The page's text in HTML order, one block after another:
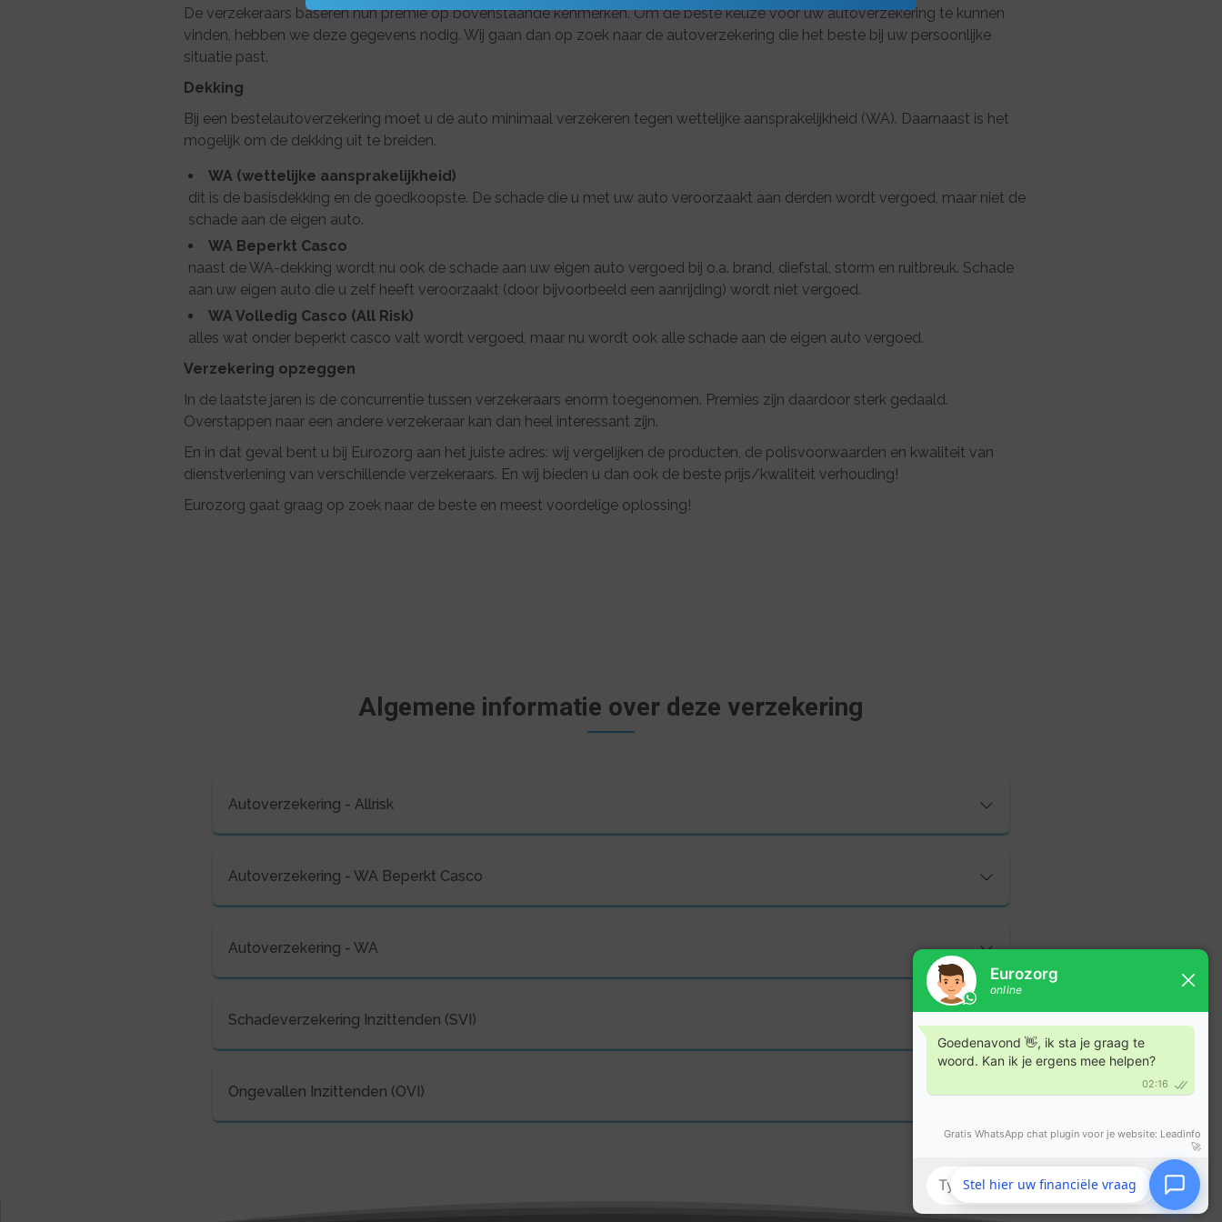
De verzekeraars baseren hun premie op bovenstaande kenmerken. Om de beste keuze voor uw autoverzekering te kunnen
vinden, hebben we deze gegevens nodig. Wij gaan dan op zoek naar de autoverzekering die het beste bij uw persoonlijke
situatie past.
Dekking
Bij een bestelautoverzekering moet u de auto minimaal verzekeren tegen wettelijke aansprakelijkheid (WA). Daarnaast is het
mogelijk om de dekking uit te breiden.
WA (wettelijke aansprakelijkheid)
dit is de basisdekking en de goedkoopste. De schade die u met uw auto veroorzaakt aan derden wordt vergoed, maar niet de
schade aan de eigen auto.
WA Beperkt Casco
naast de WA-dekking wordt nu ook de schade aan uw eigen auto vergoed bij o.a. brand, diefstal, storm en ruitbreuk. Schade
aan uw eigen auto die u zelf heeft veroorzaakt (door bijvoorbeeld een aanrijding) wordt niet vergoed.
WA Volledig Casco (All Risk)
alles wat onder beperkt casco valt wordt vergoed, maar nu wordt ook alle schade aan de eigen auto vergoed.
Verzekering opzeggen
In de laatste jaren is de concurrentie tussen verzekeraars enorm toegenomen. Premies zijn daardoor sterk gedaald.
Overstappen naar een andere verzekeraar kan dan heel interessant zijn.
En in dat geval bent u bij Eurozorg aan het juiste adres: wij vergelijken de producten, de polisvoorwaarden en kwaliteit van
dienstverlening van verschillende verzekeraars. En wij bieden u dan ook de beste prijs/kwaliteit verhouding!
Eurozorg gaat graag op zoek naar de beste en meest voordelige oplossing!
Algemene informatie over deze verzekering
Autoverzekering - Allrisk
Autoverzekering - WA Beperkt Casco
Autoverzekering - WA
Schadeverzekering Inzittenden (SVI)
Ongevallen Inzittenden (OVI)
Stel hier uw financiële vraag